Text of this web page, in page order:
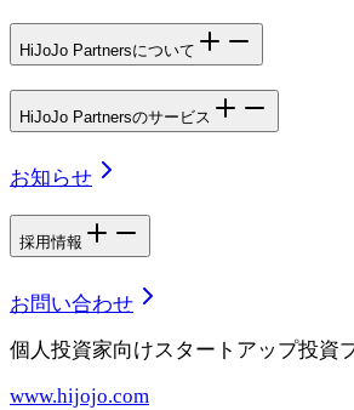
HiJoJo Partnersについて
HiJoJo Partnersのサービス
お知らせ
採用情報
お問い合わせ
個人投資家向けスタートアップ投資
www.hijojo.com